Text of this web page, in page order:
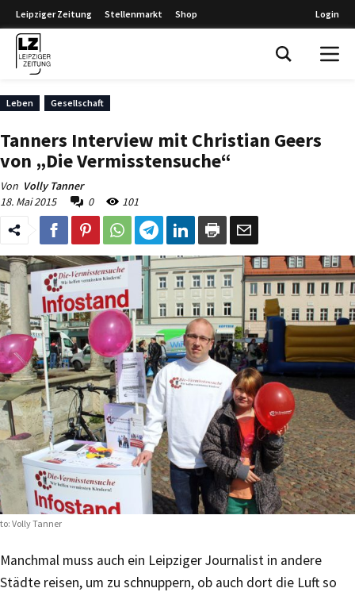
Leipziger Zeitung Stellenmarkt Shop Login
Leben Gesellschaft
Tanners Interview mit Christian Geers
von „Die Vermisstensuche“
Von Volly Tanner
18. Mai 2015
0 101
Volly Tanner
Manchmal muss auch ein Leipziger Journalist in andere
Städte reisen, um zu schnuppern, ob auch dort die Luft so